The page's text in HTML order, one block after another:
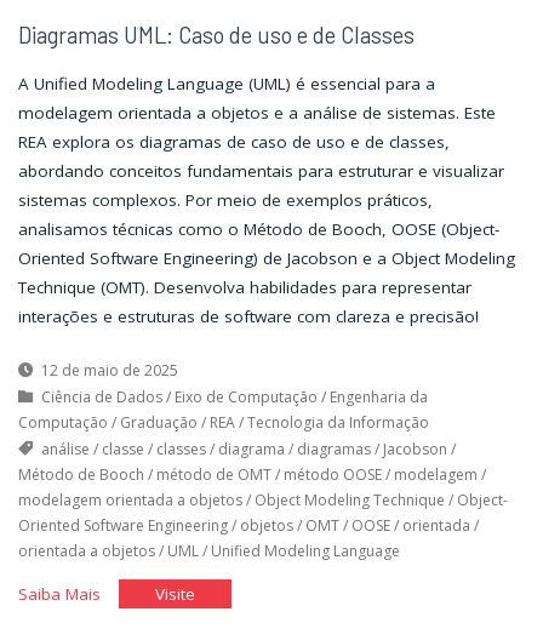
Diagramas UML: Caso de uso e de Classes
A Unified Modeling Language (UML) é essencial para a
modelagem orientada a objetos e a análise de sistemas. Este
REA explora os diagramas de caso de uso e de classes,
abordando conceitos fundamentais para estruturar e visualizar
sistemas complexos. Por meio de exemplos práticos,
analisamos técnicas como o Método de Booch, OOSE (Object-
Oriented Software Engineering) de Jacobson e a Object Modeling
Technique (OMT). Desenvolva habilidades para representar
interações e estruturas de software com clareza e precisão!
12 de maio de 2025
Ciência de Dados/ Eixo de Computação / Engenharia da
Computação / Graduação / REA/Tecnologia da Informação
análise / classe / classes/ diagrama / diagramas/ Jacobson /
Método de Booch / método de OMT/ método OOSE/ modelagem /
modelagem orientada a objetos/ Object Modeling Technique / Object-
Oriented Software Engineering/ objetos/ OMT/ OOSE/ orientada /
orientada a objetos/ UML/ Unified Modeling Language
Saiba Mais"Diagramas
Visite"Diagramas